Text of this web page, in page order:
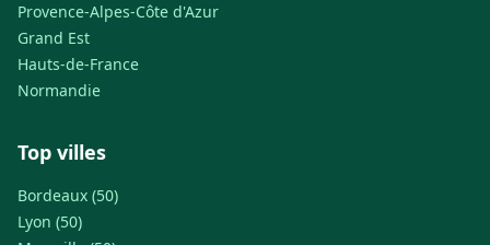
Provence-Alpes-Côte d'Azur
Grand Est
Hauts-de-France
Normandie
Top villes
Bordeaux (50)
Lyon (50)